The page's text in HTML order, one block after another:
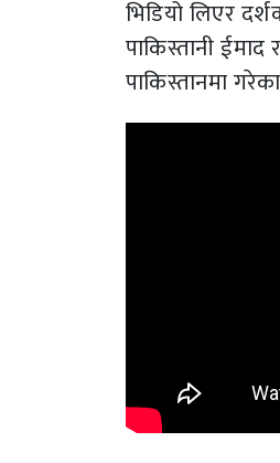
भिडियो लिएर
पाकिस्तानी
पाकिस्तानमा